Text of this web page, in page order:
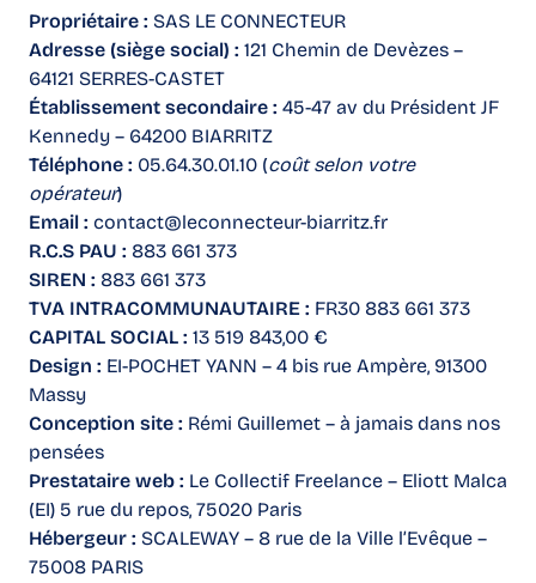
Propriétaire : SAS LE CONNECTEUR
Adresse (siège social) : 121 Chemin de Devèzes –
64121 SERRES-CASTET
Établissement secondaire : 45-47 av du Président JF
Kennedy – 64200 BIARRITZ
Téléphone : 05.64.30.01.10 (coût selon votre
opérateur)
Email : contact@leconnecteur-biarritz.fr
R.C.S PAU : 883 661 373
SIREN : 883 661 373
TVA INTRACOMMUNAUTAIRE : FR30 883 661 373
CAPITAL SOCIAL : 13 519 843,00 €
Design : EI-POCHET YANN – 4 bis rue Ampère, 91300
Massy
Conception site : Rémi Guillemet – à jamais dans nos
pensées
Prestataire web : Le Collectif Freelance – Eliott Malca
(EI) 5 rue du repos, 75020 Paris
Hébergeur : SCALEWAY – 8 rue de la Ville l’Evêque –
75008 PARIS